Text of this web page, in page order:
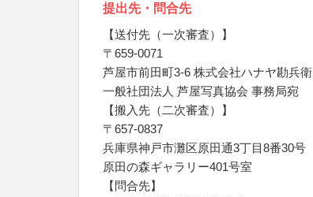
提出先・問合先
【送付先（一次審査）】
〒659-0071
芦屋市前田町3-6 株式会社ハナヤ勘兵
一般社団法人 芦屋写真協会 事務局宛
【搬入先（二次審査）】
〒657-0837
兵庫県神戸市灘区原田通3丁目8番30号
原田の森ギャラリー401号室
【問合先】